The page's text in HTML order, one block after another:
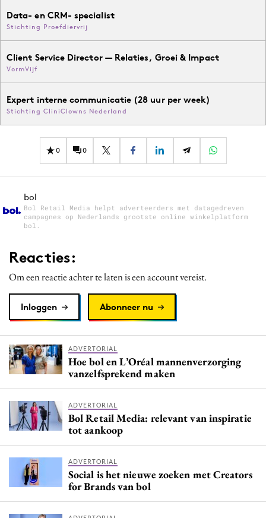
Data- en CRM- specialist
Stichting Proefdiervrij
Client Service Director — Relaties, Groei & Impact
VormVijf
Expert interne communicatie (28 uur per week)
Stichting CliniClowns Nederland
0 0
bol
Bol Retail Media helpt adverteerders met datagedreven
campagnes op Nederlands grootste online winkelplatform
bol.
Reacties:
Om een reactie achter te laten is een account vereist.
Inloggen Abonneer nu
ADVERTORIAL
Hoe bol en L’Oréal mannenverzorging
vanzelfsprekend maken
ADVERTORIAL
Bol Retail Media: relevant van inspiratie
tot aankoop
ADVERTORIAL
Social is het nieuwe zoeken met Creators
for Brands van bol